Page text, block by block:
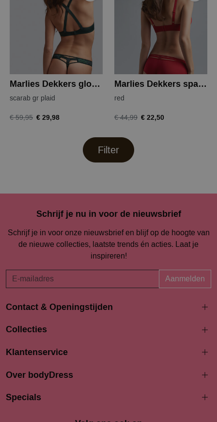
Marlies Dekkers gloria string
scarab gr plaid
€ 59,95 € 29,98
Marlies Dekkers space odyssey
red
€ 44,99 € 22,50
Filter
Schrijf je nu in voor de nieuwsbrief
Schrijf je in voor onze nieuwsbrief en blijf op de hoogte van
de nieuwe collecties, laatste trends én acties. Laat je
inspireren!
Aanmelden
Contact & Openingstijden
Langestraat 94-96
033 4690704
Openingstijden
Maandag 13:00 - 17:30
Collecties
Klantenservice
Over bodyDress
Specials